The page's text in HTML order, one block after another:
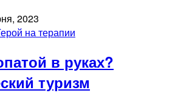
2023
на терапии
в руках?
туризм